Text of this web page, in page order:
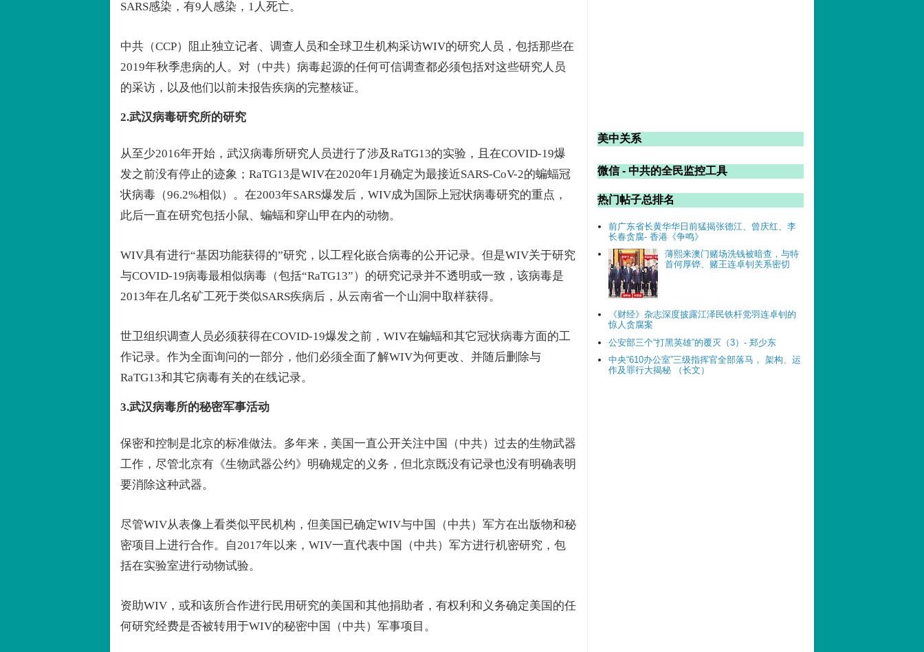
SARS感染，有9人感染，1人死亡。
中共（CCP）阻止独立记者、调查人员和全球卫生机构采访WIV的研究人员，包括那些在
2019年秋季患病的人。对（中共）病毒起源的任何可信调查都必须包括对这些研究人员
的采访，以及他们以前未报告疾病的完整核证。
2.武汉病毒研究所的研究
从至少2016年开始，武汉病毒所研究人员进行了涉及RaTG13的实验，且在COVID-19爆
发之前没有停止的迹象；RaTG13是WIV在2020年1月确定为最接近SARS-CoV-2的蝙蝠冠
状病毒（96.2%相似）。在2003年SARS爆发后，WIV成为国际上冠状病毒研究的重点，
此后一直在研究包括小鼠、蝙蝠和穿山甲在内的动物。
WIV具有进行“基因功能获得的”研究，以工程化嵌合病毒的公开记录。但是WIV关于研究
与COVID-19病毒最相似病毒（包括“RaTG13”）的研究记录并不透明或一致，该病毒是
2013年在几名矿工死于类似SARS疾病后，从云南省一个山洞中取样获得。
世卫组织调查人员必须获得在COVID-19爆发之前，WIV在蝙蝠和其它冠状病毒方面的工
作记录。作为全面询问的一部分，他们必须全面了解WIV为何更改、并随后删除与
RaTG13和其它病毒有关的在线记录。
3.武汉病毒所的秘密军事活动
保密和控制是北京的标准做法。多年来，美国一直公开关注中国（中共）过去的生物武器
工作，尽管北京有《生物武器公约》明确规定的义务，但北京既没有记录也没有明确表明
要消除这种武器。
尽管WIV从表像上看类似平民机构，但美国已确定WIV与中国（中共）军方在出版物和秘
密项目上进行合作。自2017年以来，WIV一直代表中国（中共）军方进行机密研究，包
括在实验室进行动物试验。
资助WIV，或和该所合作进行民用研究的美国和其他捐助者，有权利和义务确定美国的任
何研究经费是否被转用于WIV的秘密中国（中共）军事项目。
美中关系
微信 - 中共的全民监控工具
热门帖子总排名
前广东省长黄华华日前猛揭张德江、曾庆红、李
长春贪腐- 香港《争鸣》
薄熙来澳门赌场洗钱被暗查，与特
首何厚铧、赌王连卓钊关系密切
《财经》杂志深度披露江泽民铁杆党羽连卓钊的
惊人贪腐案
公安部三个“打黑英雄”的覆灭（3）- 郑少东
中央“610办公室”三级指挥官全部落马， 架构、运
作及罪行大揭秘 （长文）